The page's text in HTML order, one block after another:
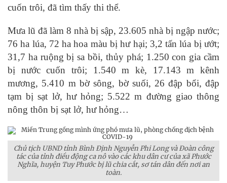
cuốn trôi, đã tìm thấy thi thể.
Mưa lũ đã làm 8 nhà bị sập, 23.605 nhà bị ngập nước;
76 ha lúa, 72 ha hoa màu bị hư hại; 3,2 tấn lúa bị ướt;
31,7 ha ruộng bị sa bồi, thủy phá; 1.250 con gia cầm
bị nước cuốn trôi; 1.540 m kè, 17.143 m kênh
mương, 5.410 m bờ sông, bờ suối, 26 đập bổi, đập
tạm bị sạt lở, hư hỏng; 5.522 m đường giao thông
nông thôn bị sạt lở, hư hỏng…
Chủ tịch UBND tỉnh Bình Định Nguyễn Phi Long và Đoàn công
tác của tỉnh điều động ca nô vào các khu dân cư của xã Phước
Nghĩa, huyện Tuy Phước bị lũ chia cắt, sơ tán dân đến nơi an
toàn.